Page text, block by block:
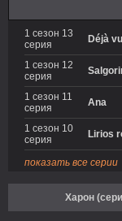
1 сезон 13
серия
Déjà vu
1 сезон 12
серия
1 сезон 11
серия
Ana
1 сезон 10
серия
Lirios
показать все серии
Харон